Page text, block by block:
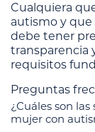
Cualquiera
autismo y
debe tener
transparencia
requisitos
Preguntas
¿Cuáles son
mujer con